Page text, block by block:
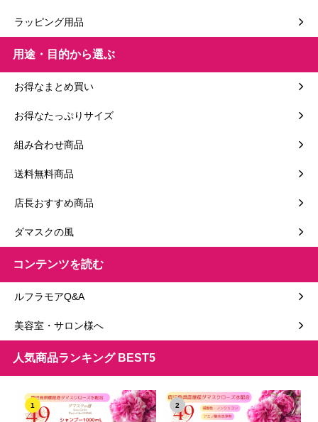
ラッピング用品
用途・目的から選ぶ
お得なまとめ買い
お得なたっぷりサイズ
組み合わせ商品
送料無料商品
店長おすすめ商品
ダマスクの風
コンテンツを読む
ルフラモアQ&A
美容室・サロン様へ
人気商品ランキング BEST5
1 2